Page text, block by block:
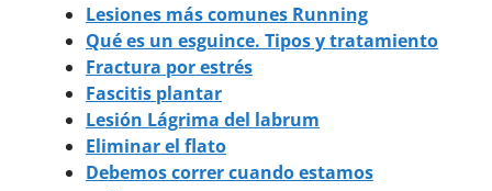
Lesiones más comunes Running
Qué es un esguince. Tipos y tratamiento
Fractura por estrés
Fascitis plantar
Lesión Lágrima del labrum
Eliminar el flato
Debemos correr cuando estamos